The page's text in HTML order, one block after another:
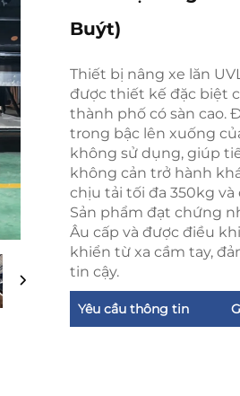
Buýt)
Thiết bị nâng xe lăn
được thiết kế đặc biệt
thành phố có sàn cao.
trong bậc lên xuống
không sử dụng, giúp
không cản trở hành
chịu tải tối đa 350kg và
Sản phẩm đạt chứng
Âu cấp và được điều
khiển từ xa cầm tay,
tin cậy.
Yêu cầu thông tin